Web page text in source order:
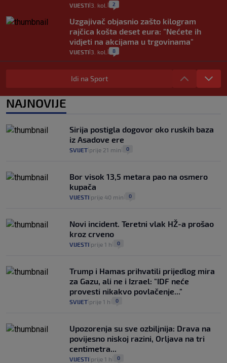
VIJESTI 3. kol. 2
Uzgajivač objasnio zašto kilogram
rajčica košta deset eura: "Nećete ih
vidjeti na akcijama u trgovinama"
VIJESTI 3. kol. 8
Selidba je jedno od stresnijih iskustava.
Evo aktualnih cijena i nekoliko savjeta
0
automobilom na Hvar iz Zagreba, a
koliko iz Osijeka
14
Idi na Sport
NAJNOVIJE
Sirija postigla dogovor oko ruskih baza
iz Asadove ere
SVIJET prije 21 min 0
Bor visok 13,5 metara pao na osmero
kupača
VIJESTI prije 40 min 0
Novi incident. Teretni vlak HŽ-a prošao
kroz crveno
VIJESTI prije 1 h 0
Trump i Hamas prihvatili prijedlog mira
za Gazu, ali ne i Izrael: "IDF neće
provesti nikakvo povlačenje..."
SVIJET prije 1 h 0
Upozorenja su sve ozbiljnija: Drava na
povijesno niskoj razini, Orljava na tri
centimetra...
VIJESTI prije 1 h 0